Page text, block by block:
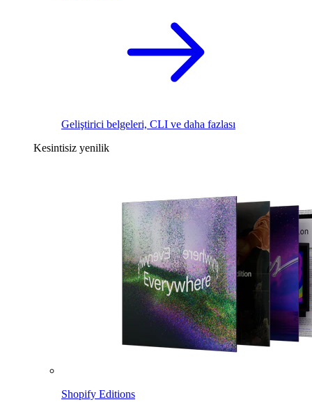
Geliştirici belgeleri, CLI ve daha fazlası
Kesintisiz yenilik
Shopify Editions